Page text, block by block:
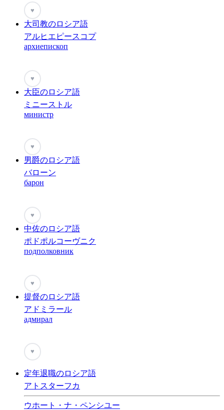
♥
大司教のロシア語
アルヒエピースコプ
архиепископ
♥
大臣のロシア語
ミニーストル
министр
♥
男爵のロシア語
バローン
барон
♥
中佐のロシア語
ポドポルコーヴニク
подполковник
♥
提督のロシア語
アドミラール
адмирал
♥
定年退職のロシア語
アトスターフカ
ウホート・ナ・ペンシユー